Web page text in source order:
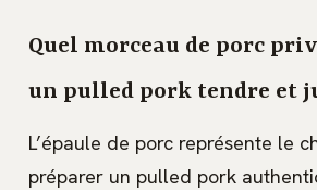
Quel morceau de porc
un pulled pork tendre et
L’épaule de porc représente le
préparer un pulled pork